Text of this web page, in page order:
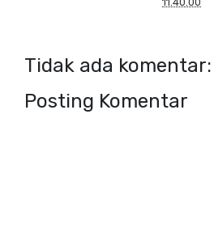
Tidak ada komentar:
Posting Komentar